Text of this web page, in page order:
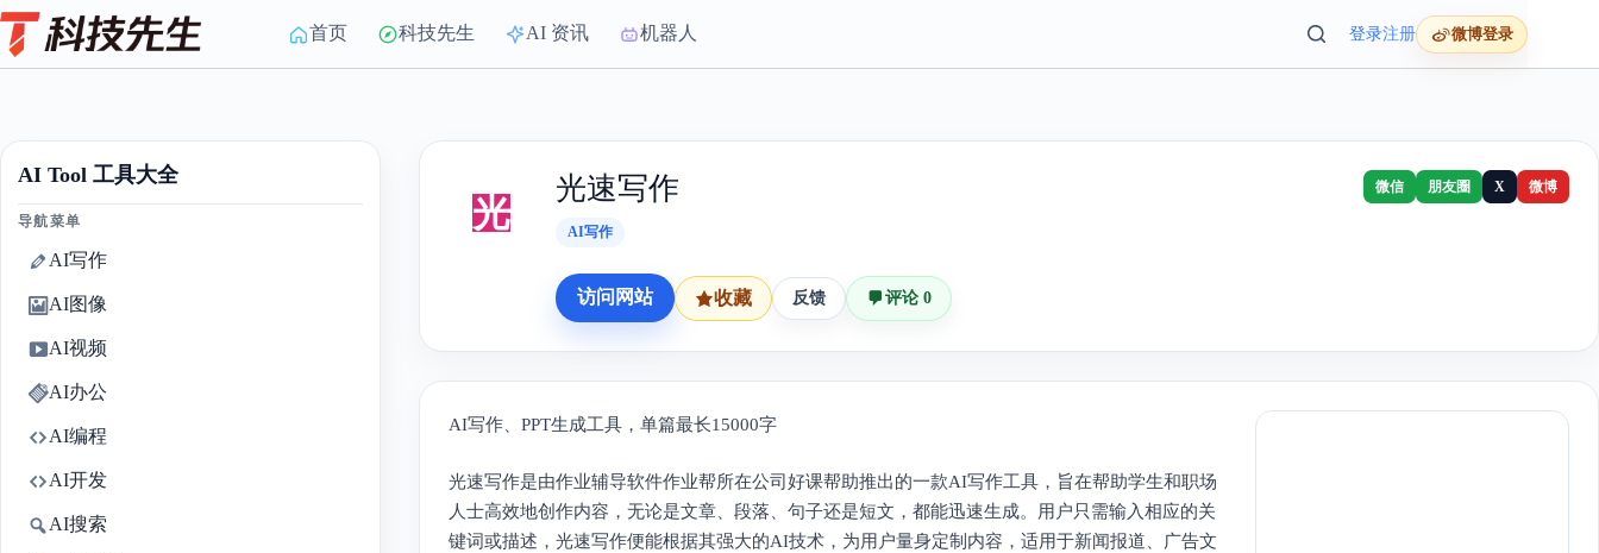
Skip
to
content
首页 科技先生 AI 资讯 机器人 登录注册 微博登录
AI Tool 工具大全
导航菜单
AI写作
AI图像
AI视频
AI办公
AI编程
AI开发
AI搜索
光
光速写作 微信 朋友圈 X 微博
AI写作
访问网站 收藏 反馈 评论 0
AI写作、PPT生成工具，单篇最长15000字
光速写作是由作业辅导软件作业帮所在公司好课帮助推出的一款AI写作工具，旨在帮助学生和职场
人士高效地创作内容，无论是文章、段落、句子还是短文，都能迅速生成。用户只需输入相应的关
键词或描述，光速写作便能根据其强大的AI技术，为用户量身定制内容，适用于新闻报道、广告文